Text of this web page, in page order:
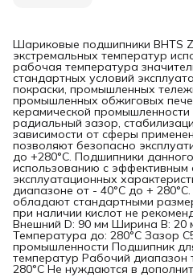
Шариковые подшипники BHTS
экстремальных температур
рабочая температура
стандартных условий
покраски, промышленных
промышленных обжиговых
керамической промышленности
радиальный зазор,
зависимости от сферы
позволяют безопасно
до +280°C. Подшипники
использованию с эффективным
эксплуатационных
диапазоне от - 40°C до +
обладают стандартными
при наличии кислот не
Внешний D: 90 мм Ширина B: 20
Температура до: 280°C Зазор
промышленности Подшипник
температур Рабочий диапазон
280°C Не нуждаются в